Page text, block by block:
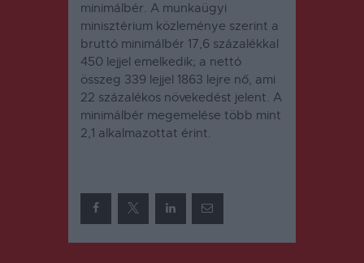
minimálbér. A munkaügyi
minisztérium közleménye szerint a
bruttó minimálbér 17,6 százalékkal
450 lejjel emelkedik; a nettó
összeg 339 lejjel 1863 lejre nő, ami
22 százalékos növekedést jelent. A
minimálbér megemelése több mint
2,1 alkalmazottat érint.